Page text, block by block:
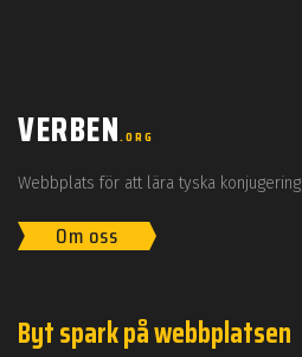
VERBEN.ORG
Webbplats för att lära tyska konjugering
Om oss
Byt spark på webbplatsen